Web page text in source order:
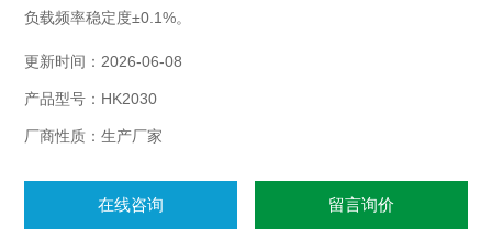
负载频率稳定度±0.1%。
更新时间：2026-06-08
产品型号：HK2030
厂商性质：生产厂家
在线咨询 留言询价